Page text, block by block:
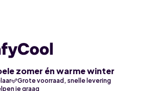
zomer én warme winter
Grote voorraad, snelle levering
je graag